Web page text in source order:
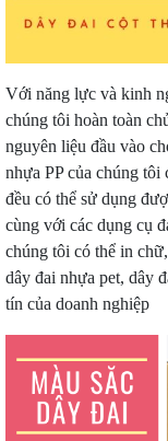
Với năng lực và kinh
chúng tôi hoàn toàn
nguyên liệu đầu vào
nhựa PP của chúng
đều có thể sử dụng
cùng với các dụng cụ
chúng tôi có thể in
dây đai nhựa pet, dây
tín của doanh nghiệp